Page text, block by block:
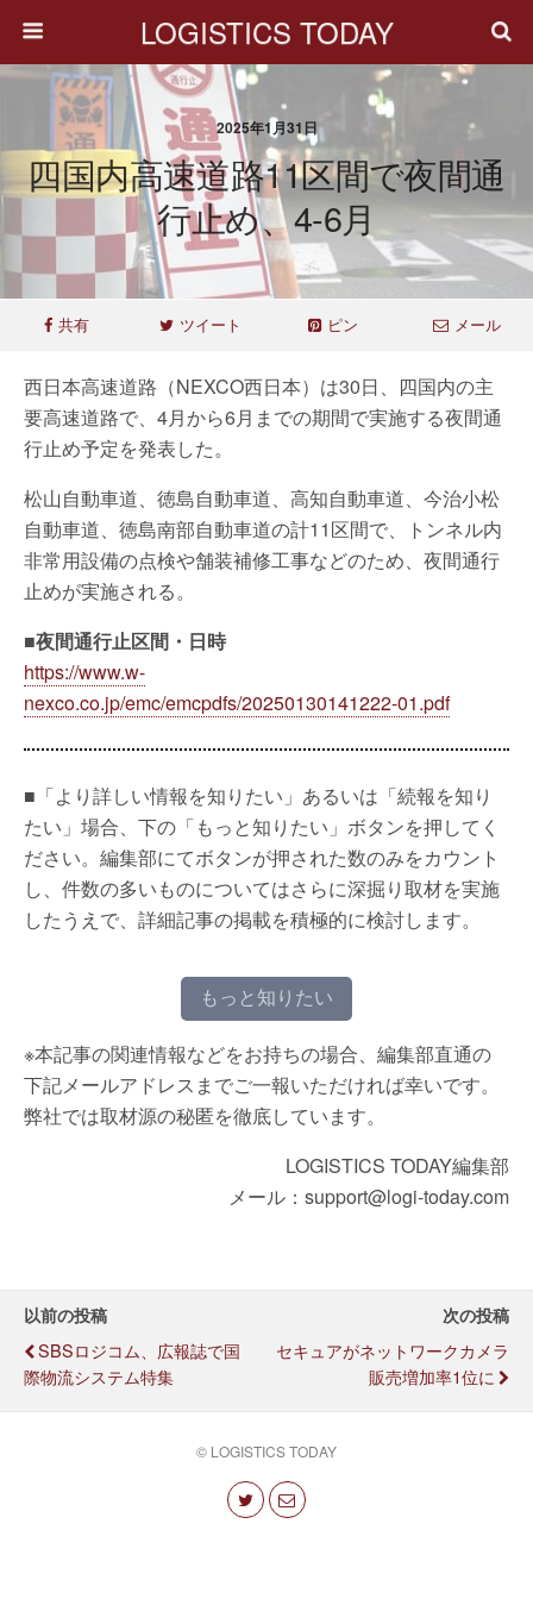
LOGISTICS TODAY
2025年1月31日
四国内高速道路11区間で夜間通
行止め、4-6月
共有 ツイート ピン メール
西日本高速道路（NEXCO西日本）は30日、四国内の主
要高速道路で、4月から6月までの期間で実施する夜間通
行止め予定を発表した。
松山自動車道、徳島自動車道、高知自動車道、今治小松
自動車道、徳島南部自動車道の計11区間で、トンネル内
非常用設備の点検や舗装補修工事などのため、夜間通行
止めが実施される。
■夜間通行止区間・日時
https://www.w-
nexco.co.jp/emc/emcpdfs/20250130141222-01.pdf
■「より詳しい情報を知りたい」あるいは「続報を知り
たい」場合、下の「もっと知りたい」ボタンを押してく
ださい。編集部にてボタンが押された数のみをカウント
し、件数の多いものについてはさらに深掘り取材を実施
したうえで、詳細記事の掲載を積極的に検討します。
もっと知りたい
※本記事の関連情報などをお持ちの場合、編集部直通の
下記メールアドレスまでご一報いただければ幸いです。
弊社では取材源の秘匿を徹底しています。
LOGISTICS TODAY編集部
メール：support@logi-today.com
以前の投稿
SBSロジコム、広報誌で国
際物流システム特集
次の投稿
セキュアがネットワークカメラ
販売増加率1位に
© LOGISTICS TODAY